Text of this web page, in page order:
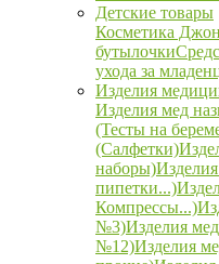
Детские товары
Косметика
бутылочки
ухода за
Изделия
Изделия мед
(Тесты на
(Салфетки)
наборы)
пипетки...)
Компрессы...)
№3)Изделия
№12)Изделия